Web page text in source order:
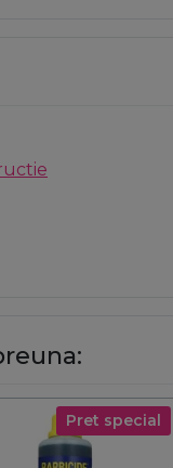
Pret special